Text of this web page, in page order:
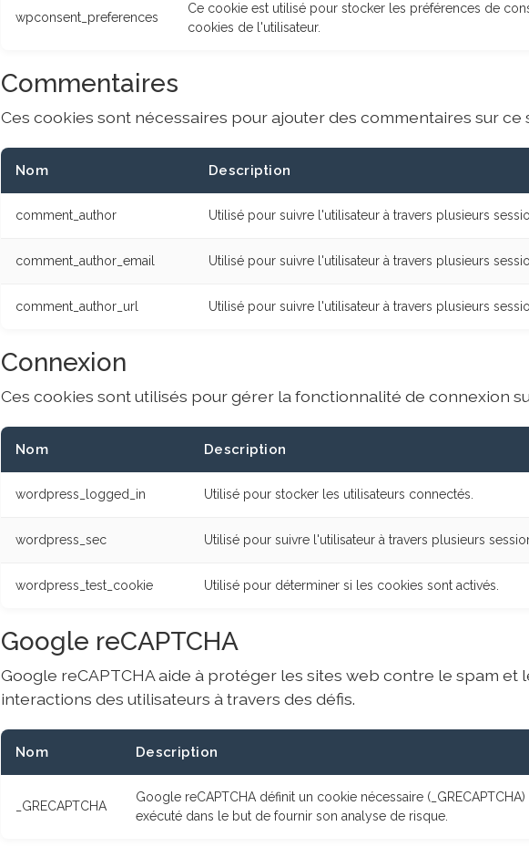
wpconsent_preferences
Ce cookie est utilisé pour stocker les préférences de
cookies de l'utilisateur.
Commentaires
Ces cookies sont nécessaires pour ajouter des commentaires sur ce
Nom Description
comment_author Utilisé pour suivre l'utilisateur à travers plusieurs
comment_author_email Utilisé pour suivre l'utilisateur à travers plusieurs
comment_author_url Utilisé pour suivre l'utilisateur à travers plusieurs
Connexion
Ces cookies sont utilisés pour gérer la fonctionnalité de connexion
Nom Description
wordpress_logged_in Utilisé pour stocker les utilisateurs connectés.
wordpress_sec Utilisé pour suivre l'utilisateur à travers plusieurs
wordpress_test_cookie Utilisé pour déterminer si les cookies sont activés.
Google reCAPTCHA
Google reCAPTCHA aide à protéger les sites web contre le spam et
interactions des utilisateurs à travers des défis.
Nom Description
_GRECAPTCHA
Google reCAPTCHA définit un cookie nécessaire
exécuté dans le but de fournir son analyse de risque.